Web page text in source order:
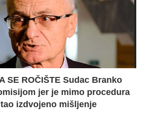
SE ROČIŠTE Sudac Branko
jer je mimo procedura
izdvojeno mišljenje